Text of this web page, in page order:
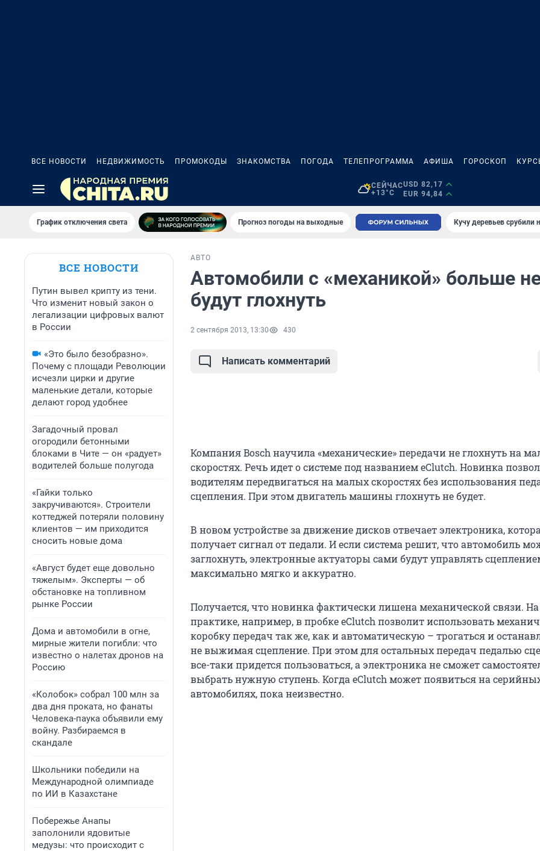
ВСЕ НОВОСТИ НЕДВИЖИМОСТЬ ПРОМОКОДЫ ЗНАКОМСТВА ПОГОДА ТЕЛЕПРОГРАММА АФИША ГОРОСКОП
СЕЙЧАС
+13°C
USD 82,17
EUR 94,84
График отключения света Прогноз погоды на выходные Кучу деревьев срубили
ВСЕ НОВОСТИ
Путин вывел крипту из тени.
Что изменит новый закон о
легализации цифровых валют
в России
«Это было безобразно».
Почему с площади Революции
исчезли цирки и другие
маленькие детали, которые
делают город удобнее
Загадочный провал
огородили бетонными
блоками в Чите — он «радует»
водителей больше полугода
«Гайки только
закручиваются». Строители
коттеджей потеряли половину
клиентов — им приходится
сносить новые дома
«Август будет еще довольно
тяжелым». Эксперты — об
обстановке на топливном
рынке России
Дома и автомобили в огне,
мирные жители погибли: что
известно о налетах дронов на
Россию
«Колобок» собрал 100 млн за
два дня проката, но фанаты
Человека-паука объявили ему
войну. Разбираемся в
скандале
Школьники победили на
Международной олимпиаде
по ИИ в Казахстане
Побережье Анапы
заполонили ядовитые
медузы: что происходит с
АВТО
Автомобили с «механикой» больше
будут глохнуть
2 сентября 2013, 13:30 430
Написать комментарий
Компания Bosch научила «механические» передачи не глохнуть на
скоростях. Речь идет о системе под названием eClutch. Новинка
водителям передвигаться на малых скоростях без использования
сцепления. При этом двигатель машины глохнуть не будет.
В новом устройстве за движение дисков отвечает электроника,
получает сигнал от педали. И если система решит, что автомобиль
заглохнуть, электронные актуаторы сами будут управлять
максимально мягко и аккуратно.
Получается, что новинка фактически лишена механической связи. На
практике, например, в пробке eClutch позволит использовать
коробку передач так же, как и автоматическую – трогаться и
не выжимая сцепление. При этом для остальных передач педалью
все-таки придется пользоваться, а электроника не сможет
выбрать нужную ступень. Когда eClutch может появиться на
автомобилях, пока неизвестно.